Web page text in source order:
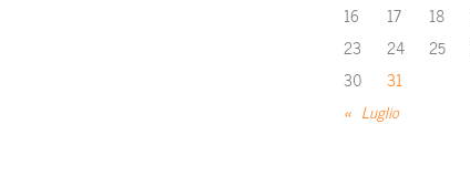
« Luglio
16
17 18
23
24 25
30
31